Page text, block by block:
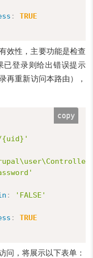
:
TRUE
效性，主要功能是检查
已登录则给出错误提示
再重新访问本路由），
{uid}'
:
'FALSE'
:
TRUE
copy
问，将展示以下表单：